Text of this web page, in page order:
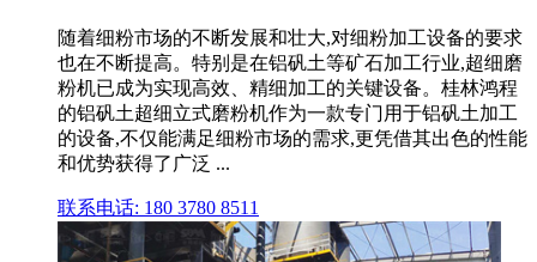
随着细粉市场的不断发展和壮大,对细粉加工设备的要求
也在不断提高。特别是在铝矾土等矿石加工行业,超细磨
粉机已成为实现高效、精细加工的关键设备。桂林鸿程
的铝矾土超细立式磨粉机作为一款专门用于铝矾土加工
的设备,不仅能满足细粉市场的需求,更凭借其出色的性能
和优势获得了广泛 ...
联系电话: 180 3780 8511